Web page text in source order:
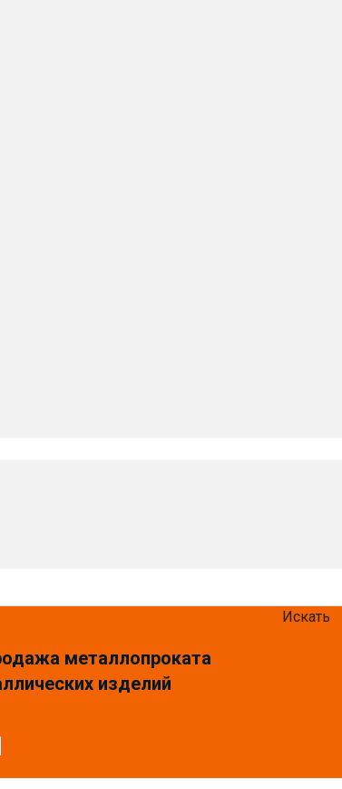
металлопроката
изделий
Искать